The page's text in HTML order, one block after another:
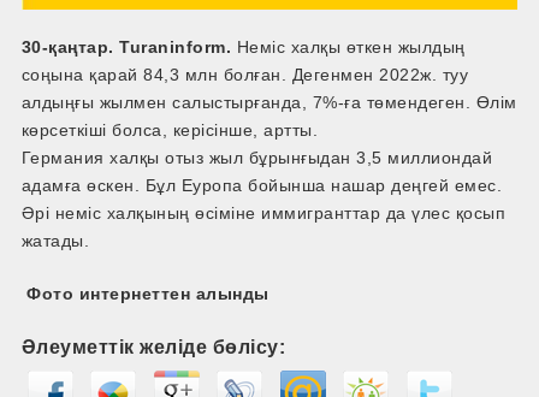
30-қаңтар. Turaninform. Неміс халқы өткен жылдың
соңына қарай 84,3 млн болған. Дегенмен 2022ж. туу
алдыңғы жылмен салыстырғанда, 7%-ға төмендеген. Өлім
көрсеткіші болса, кер­ісінше, артты.
Германия халқы отыз жыл бұрынғыдан 3,5 миллиондай
адамға өскен. Бұл Еуропа бойынша нашар деңгей емес.
Әрі неміс халқының өсіміне иммигранттар да үлес қосып
жатады.
Фото интернеттен алынды
Әлеуметтік желіде бөлісу: